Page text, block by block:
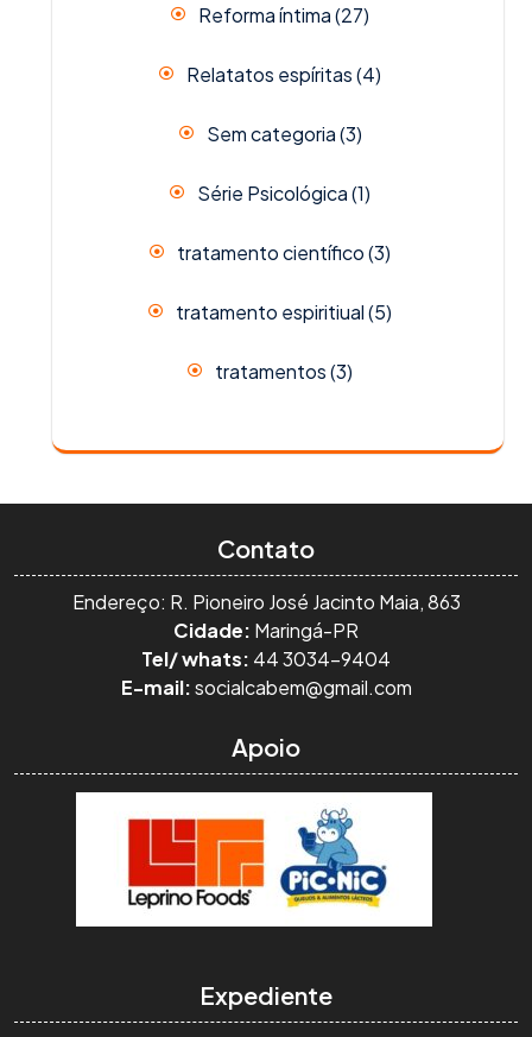
Reforma íntima(27)
Relatatos espíritas(4)
Sem categoria(3)
Série Psicológica(1)
tratamento científico(3)
tratamento espiritiual(5)
tratamentos(3)
Contato
Endereço: R. Pioneiro José Jacinto Maia, 863
Cidade: Maringá-PR
Tel/ whats: 44 3034-9404
E-mail:socialcabem@gmail.com
Apoio
Expediente